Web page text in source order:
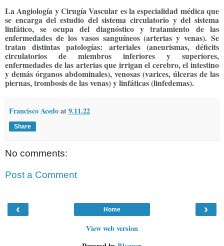
La Angiología y Cirugía Vascular es la especialidad médica que
se encarga del estudio del sistema circulatorio y del sistema
linfático, se ocupa del diagnóstico y tratamiento de las
enfermedades de los vasos sanguíneos (arterias y venas). Se
tratan distintas patologías: arteriales (aneurismas, déficits
circulatorios de miembros inferiores y superiores,
enfermedades de las arterias que irrigan el cerebro, el intestino
y demás órganos abdominales), venosas (varices, úlceras de las
piernas, trombosis de las venas) y linfáticas (linfedemas).
Francisco Acedoat9.11.22
Share
No comments:
Post a Comment
‹ ›
Home
View web version